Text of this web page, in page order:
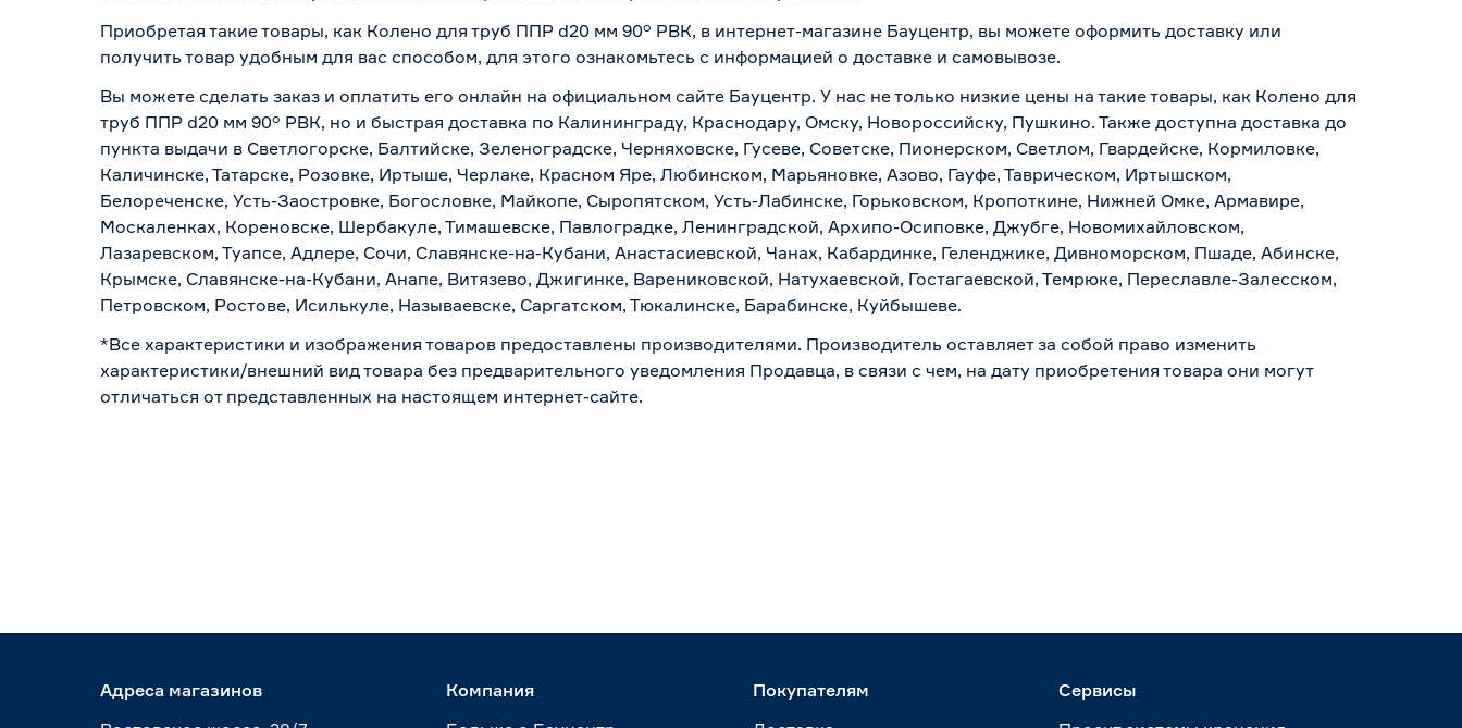
Приобретая такие товары, как Колено для труб ППР d20 мм 90° РВК, в интернет-магазине Бауцентр, вы можете оформить доставку или
получить товар удобным для вас способом, для этого ознакомьтесь с информацией о доставке и самовывозе.
Вы можете сделать заказ и оплатить его онлайн на официальном сайте Бауцентр. У нас не только низкие цены на такие товары, как Колено для
труб ППР d20 мм 90° РВК, но и быстрая доставка по Калининграду, Краснодару, Омску, Новороссийску, Пушкино. Также доступна доставка до
пункта выдачи в Светлогорске, Балтийске, Зеленоградске, Черняховске, Гусеве, Советске, Пионерском, Светлом, Гвардейске, Кормиловке,
Каличинске, Татарске, Розовке, Иртыше, Черлаке, Красном Яре, Любинском, Марьяновке, Азово, Гауфе, Таврическом, Иртышском,
Белореченске, Усть-Заостровке, Богословке, Майкопе, Сыропятском, Усть-Лабинске, Горьковском, Кропоткине, Нижней Омке, Армавире,
Москаленках, Кореновске, Шербакуле, Тимашевске, Павлоградке, Ленинградской, Архипо-Осиповке, Джубге, Новомихайловском,
Лазаревском, Туапсе, Адлере, Сочи, Славянске-на-Кубани, Анастасиевской, Чанах, Кабардинке, Геленджике, Дивноморском, Пшаде, Абинске,
Крымске, Славянске-на-Кубани, Анапе, Витязево, Джигинке, Варениковской, Натухаевской, Гостагаевской, Темрюке, Переславле-Залесском,
Петровском, Ростове, Исилькуле, Называевске, Саргатском, Тюкалинске, Барабинске, Куйбышеве.
*Все характеристики и изображения товаров предоставлены производителями. Производитель оставляет за собой право изменить
характеристики/внешний вид товара без предварительного уведомления Продавца, в связи с чем, на дату приобретения товара они могут
отличаться от представленных на настоящем интернет-сайте.
Адреса магазинов
Компания
Покупателям
Сервисы